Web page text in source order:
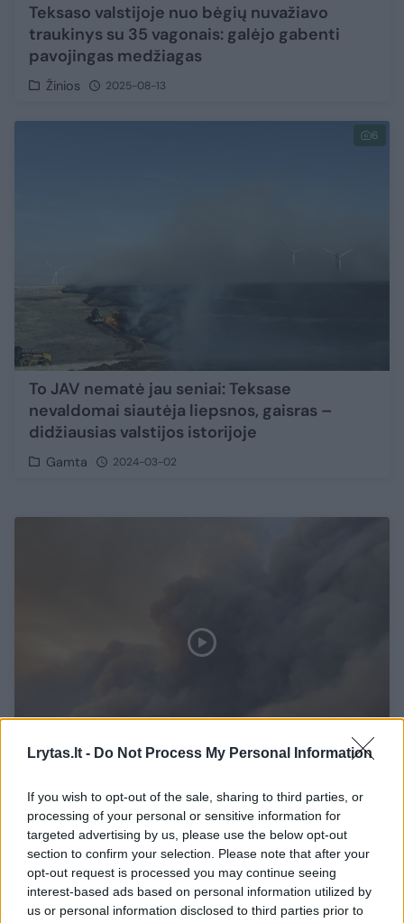
Lrytas.lt - Do Not Process My Personal Information
If you wish to opt-out of the sale, sharing to third parties, or
processing of your personal or sensitive information for
targeted advertising by us, please use the below opt-out
section to confirm your selection. Please note that after your
opt-out request is processed you may continue seeing
interest-based ads based on personal information utilized by
us or personal information disclosed to third parties prior to
Teksaso valstijoje nuo bėgių nuvažiavo
traukinys su 35 vagonais: galėjo gabenti
pavojingas medžiagas
Žinios 2025-08-13
6
To JAV nematė jau seniai: Teksase
nevaldomai siautėja liepsnos, gaisras –
didžiausias valstijos istorijoje
Gamta 2024-03-02
liepsnos: išdeginti milžiniški plotai, žmonės
priversti palikti namus
Žinios 2024-02-29